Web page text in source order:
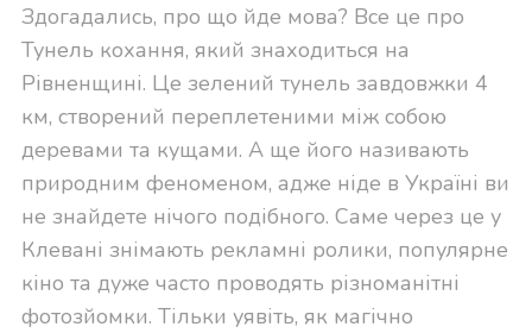
Здогадались, про що йде мова? Все це про
Тунель кохання, який знаходиться на
Рівненщині. Це зелений тунель завдовжки 4
км, створений переплетеними між собою
деревами та кущами. А ще його називають
природним феноменом, адже ніде в Україні ви
не знайдете нічого подібного. Саме через це у
Клевані знімають рекламні ролики, популярне
кіно та дуже часто проводять різноманітні
фотозйомки. Тільки уявіть, як магічно